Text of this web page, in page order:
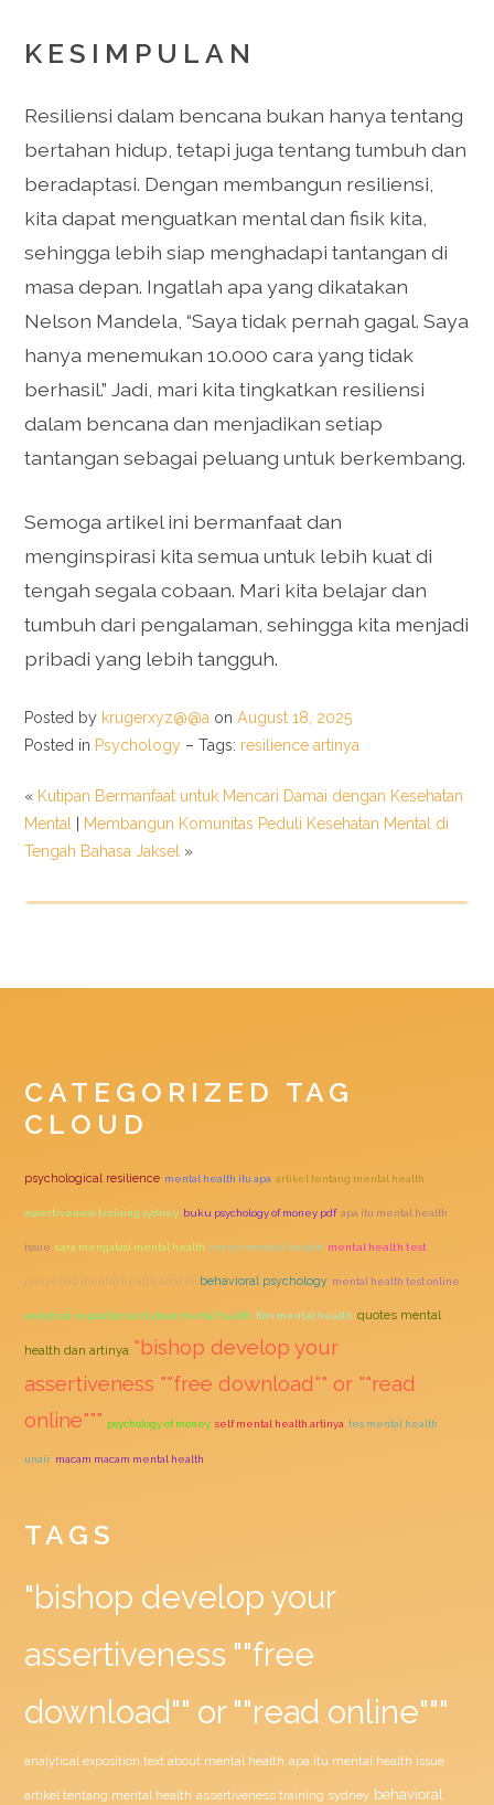
KESIMPULAN
Resiliensi dalam bencana bukan hanya tentang
bertahan hidup, tetapi juga tentang tumbuh dan
beradaptasi. Dengan membangun resiliensi,
kita dapat menguatkan mental dan fisik kita,
sehingga lebih siap menghadapi tantangan di
masa depan. Ingatlah apa yang dikatakan
Nelson Mandela, “Saya tidak pernah gagal. Saya
hanya menemukan 10.000 cara yang tidak
berhasil.” Jadi, mari kita tingkatkan resiliensi
dalam bencana dan menjadikan setiap
tantangan sebagai peluang untuk berkembang.
Semoga artikel ini bermanfaat dan
menginspirasi kita semua untuk lebih kuat di
tengah segala cobaan. Mari kita belajar dan
tumbuh dari pengalaman, sehingga kita menjadi
pribadi yang lebih tangguh.
Posted by krugerxyz@@a onAugust 18, 2025
Posted in Psychology – Tags: resilience artinya
« Kutipan Bermanfaat untuk Mencari Damai dengan Kesehatan
Mental
Membangun Komunitas Peduli Kesehatan Mental di
Tengah Bahasa Jaksel »
CATEGORIZED TAG
CLOUD
psychological resilience mental health itu apa artikel tentang mental health
assertiveness training sydney buku psychology of money pdf apa itu mental health
issue cara mengatasi mental health ciri ciri mental health mental health test
penyebab mental health adalah behavioral psychology mental health test online
analytical exposition text about mental health film mental health quotes mental
health dan artinya "bishop develop your
assertiveness ""free download"" or ""read
online""" psychology of money self mental health artinya tes mental health
unair macam macam mental health
TAGS
"bishop develop your
assertiveness ""free
download"" or ""read online"""
analytical exposition text about mental health apa itu mental health issue
artikel tentang mental health assertiveness training sydney behavioral